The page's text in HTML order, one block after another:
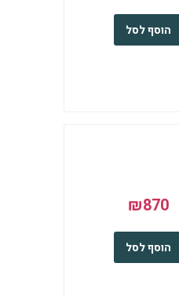
הוסף לסל
₪870
הוסף לסל